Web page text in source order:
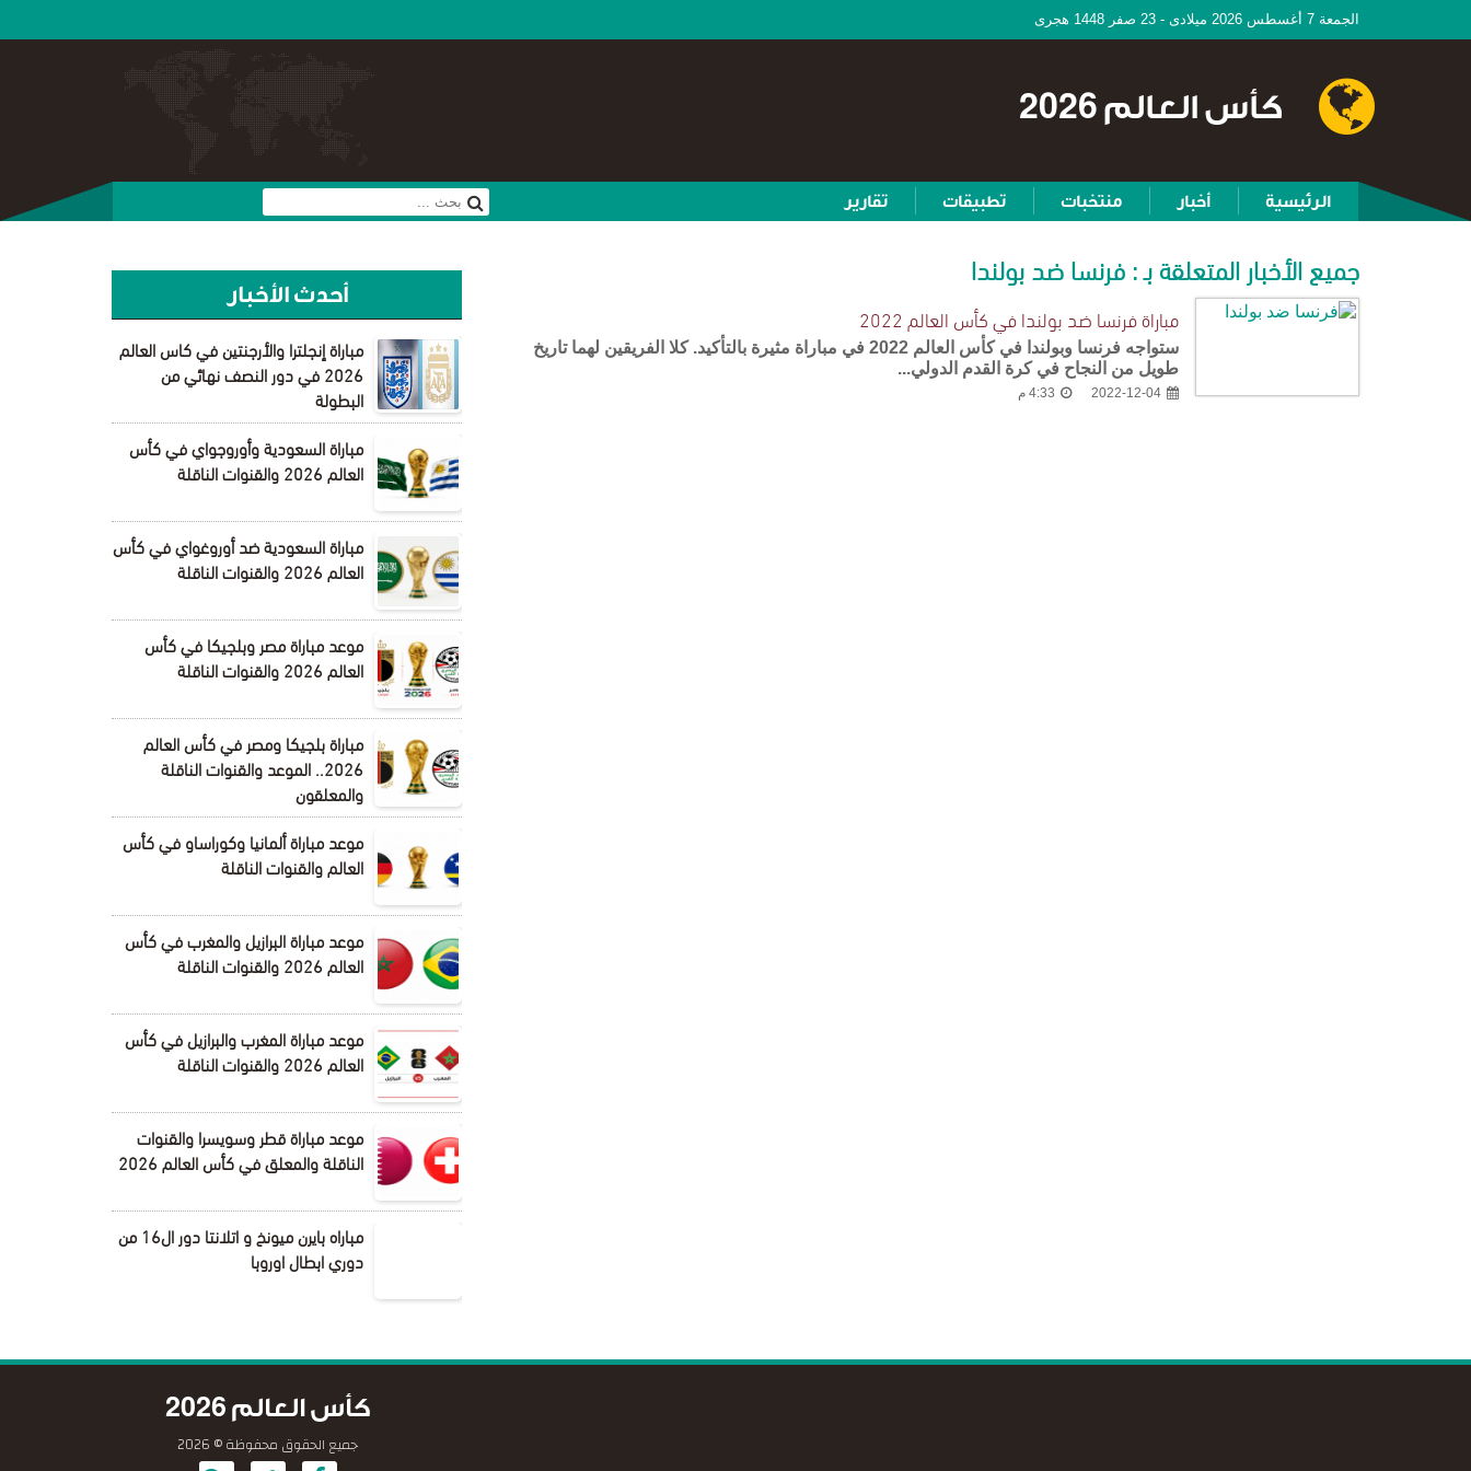
الجمعة 7 أغسطس 2026 ميلادى - 23 صفر 1448 هجرى
كأس العالم 2026
الرئيسية أخبار منتخبات تطبيقات تقارير
جميع الأخبار المتعلقة بـ : فرنسا ضد بولندا
مباراة فرنسا ضد بولندا في كأس العالم 2022
ستواجه فرنسا وبولندا في كأس العالم 2022 في مباراة مثيرة بالتأكيد. كلا الفريقين لهما تاريخ
طويل من النجاح في كرة القدم الدولي...
2022-12-04 4:33 م
أحدث الأخبار
مباراة إنجلترا والأرجنتين في كاس العالم
2026 في دور النصف نهائي من
البطولة
مباراة السعودية وأوروجواي في كأس
العالم 2026 والقنوات الناقلة
مباراة السعودية ضد أوروغواي في كأس
العالم 2026 والقنوات الناقلة
موعد مباراة مصر وبلجيكا في كأس
العالم 2026 والقنوات الناقلة
مباراة بلجيكا ومصر في كأس العالم
2026.. الموعد والقنوات الناقلة
والمعلقون
موعد مباراة ألمانيا وكوراساو في كأس
العالم والقنوات الناقلة
موعد مباراة البرازيل والمغرب في كأس
العالم 2026 والقنوات الناقلة
موعد مباراة المغرب والبرازيل في كأس
العالم 2026 والقنوات الناقلة
موعد مباراة قطر وسويسرا والقنوات
الناقلة والمعلق في كأس العالم 2026
مباراه بايرن ميونخ و اتلانتا دور ال16 من
دوري ابطال اوروبا
كأس العالم 2026
جميع الحقوق محفوظة © 2026